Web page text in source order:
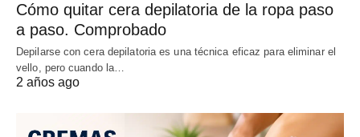
Cómo quitar cera depilatoria de la ropa paso
a paso. Comprobado
Depilarse con cera depilatoria es una técnica eficaz para eliminar el
vello, pero cuando la…
2 años ago